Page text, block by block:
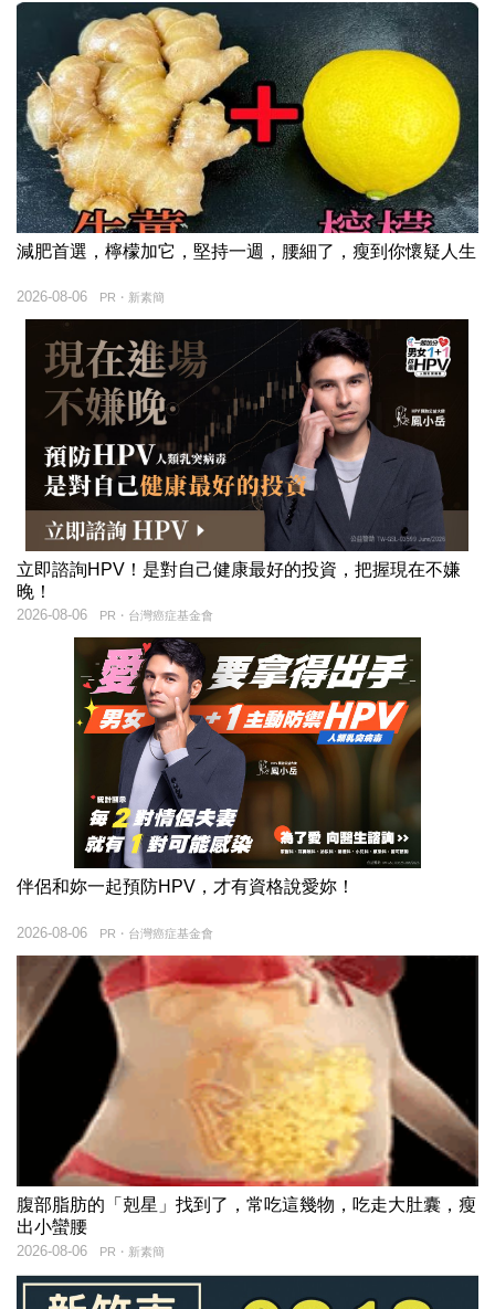
減肥首選，檸檬加它，堅持一週，腰細了，瘦到你懷疑人生
PR・新素簡
2026-08-06
立即諮詢HPV！是對自己健康最好的投資，把握現在不嫌
晚！
PR・台灣癌症基金會
2026-08-06
伴侶和妳一起預防HPV，才有資格說愛妳！
PR・台灣癌症基金會
2026-08-06
腹部脂肪的「剋星」找到了，常吃這幾物，吃走大肚囊，瘦
出小蠻腰
PR・新素簡
2026-08-06